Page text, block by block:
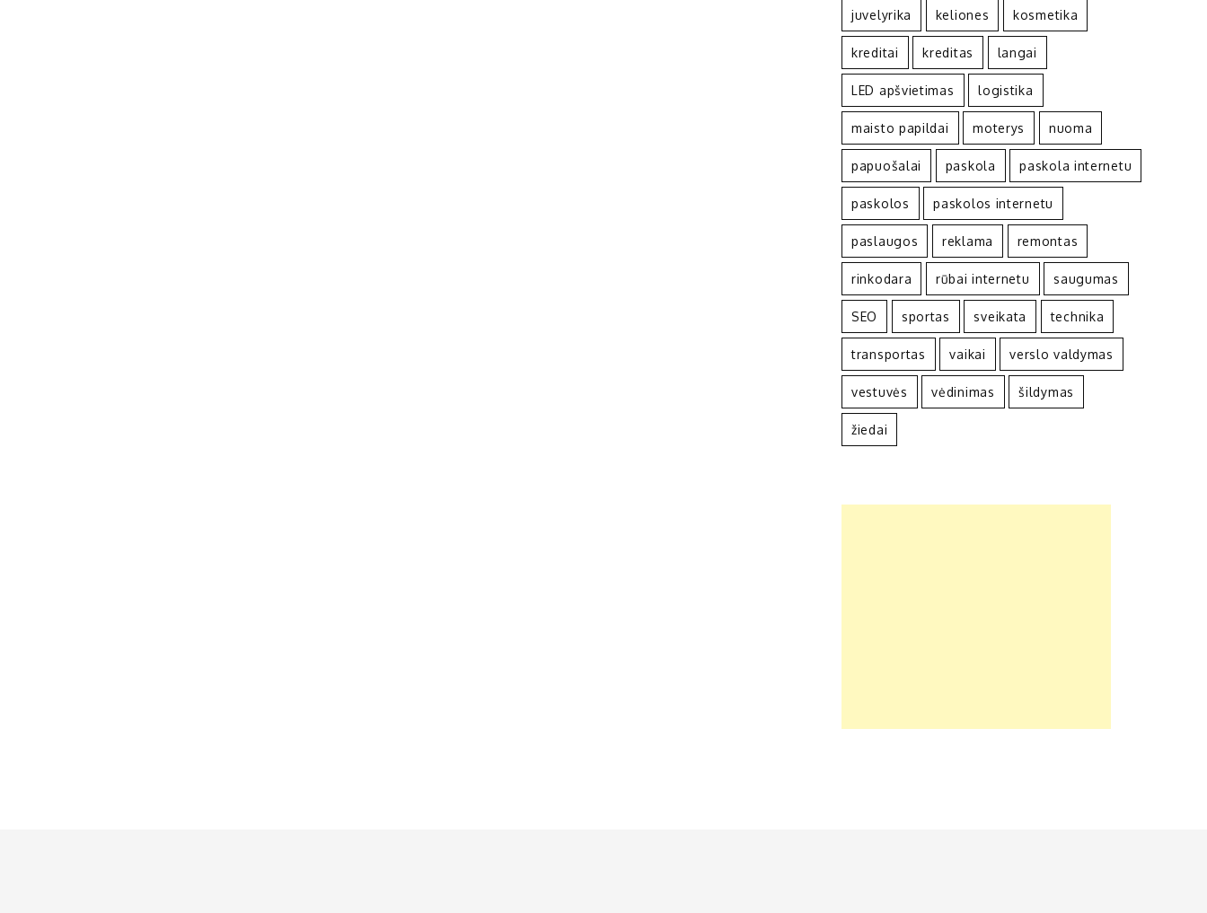
juvelyrika keliones kosmetika
kreditai kreditas langai
LED apšvietimas logistika
maisto papildai moterys nuoma
papuošalai paskola paskola internetu
paskolos paskolos internetu
paslaugos reklama remontas
rinkodara rūbai internetu saugumas
SEO sportas sveikata technika
transportas vaikai verslo valdymas
vestuvės vėdinimas šildymas
žiedai